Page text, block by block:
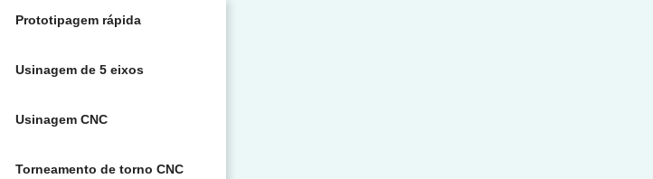
Prototipagem rápida
Usinagem de 5 eixos
Usinagem CNC
Torneamento de torno CNC